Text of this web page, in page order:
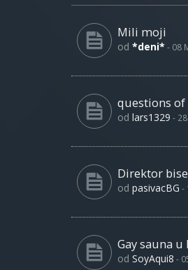
Mili moji
od *deni* - 08
questions of
od lars1329 -
Direktor
od pasivacBG -
Gay sauna u
od SoyAqui8 -